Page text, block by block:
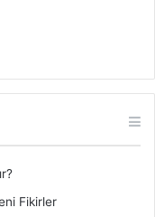
Fikirler